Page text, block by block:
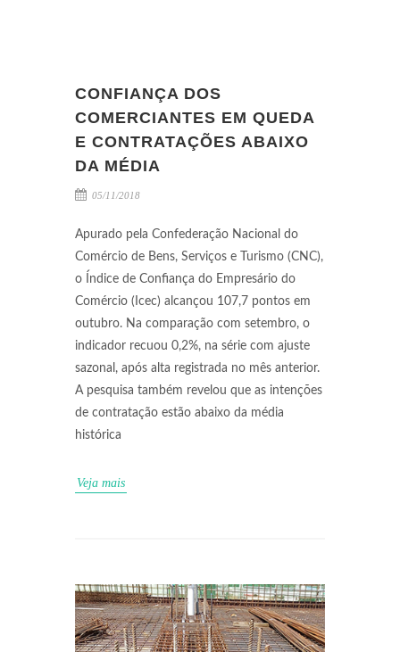
CONFIANÇA DOS
COMERCIANTES EM QUEDA
E CONTRATAÇÕES ABAIXO
DA MÉDIA
05/11/2018
Apurado pela Confederação Nacional do
Comércio de Bens, Serviços e Turismo (CNC),
o Índice de Confiança do Empresário do
Comércio (Icec) alcançou 107,7 pontos em
outubro. Na comparação com setembro, o
indicador recuou 0,2%, na série com ajuste
sazonal, após alta registrada no mês anterior.
A pesquisa também revelou que as intenções
de contratação estão abaixo da média
histórica
Veja mais